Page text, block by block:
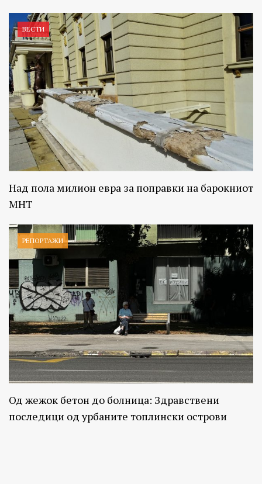
ВЕСТИ
Над пола милион евра за поправки на барокниот
МНТ
РЕПОРТАЖИ
Од жежок бетон до болница: Здравствени
последици од урбаните топлински острови